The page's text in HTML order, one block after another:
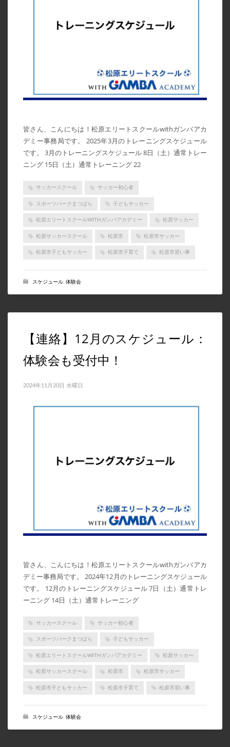
皆さん、こんにちは！松原エリートスクールwithガンバアカ
デミー事務局です。 2025年3月のトレーニングスケジュール
です。 3月のトレーニングスケジュール 8日（土）通常トレー
ニング 15日（土）通常トレーニング 22
サッカースクール サッカー初心者
スポーツパークまつばら 子どもサッカー
松原エリートスクールWITHガンバアカデミー 松原サッカー
松原サッカースクール 松原市 松原市サッカー
松原市子どもサッカー 松原市子育て 松原市習い事
スケジュール 体験会
【連絡】12月のスケジュール：
体験会も受付中！
2024年11月20日 水曜日
皆さん、こんにちは！松原エリートスクールwithガンバアカ
デミー事務局です。 2024年12月のトレーニングスケジュール
です。 12月のトレーニングスケジュール 7日（土）通常トレ
ーニング 14日（土）通常トレーニング
サッカースクール サッカー初心者
スポーツパークまつばら 子どもサッカー
松原エリートスクールWITHガンバアカデミー 松原サッカー
松原サッカースクール 松原市 松原市サッカー
松原市子どもサッカー 松原市子育て 松原市習い事
スケジュール, 体験会